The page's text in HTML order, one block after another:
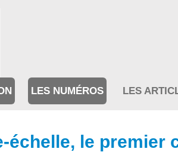
LES NUMÉROS LES
échelle, le premier